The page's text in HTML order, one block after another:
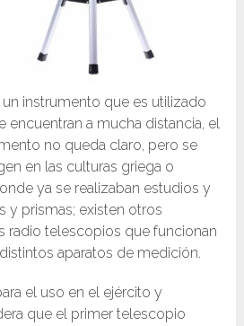
instrumento que es utilizado
encuentran a mucha distancia, el
no queda claro, pero se
en las culturas griega o
ya se realizaban estudios y
y prismas; existen otros
radio telescopios que funcionan
aparatos de medición.
el uso en el ejército y
que el primer telescopio